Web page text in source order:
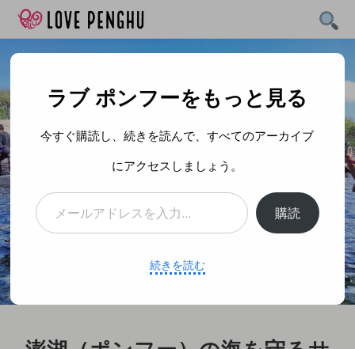
Skip
ラブ ポンフーをもっと見る
今すぐ購読し、続きを読んで、すべてのアーカイブ
にアクセスしましょう。
メールアドレスを入力...
購読
続きを読む